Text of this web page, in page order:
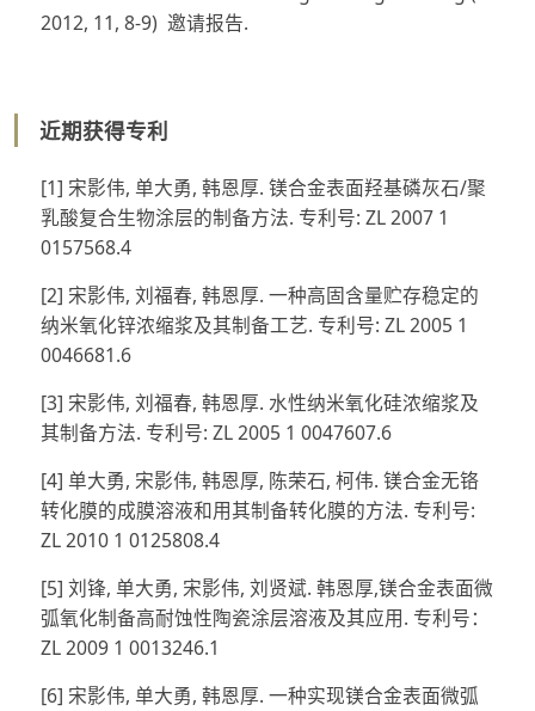
2012, 11, 8-9) 邀请报告.
近期获得专利
[1] 宋影伟, 单大勇, 韩恩厚. 镁合金表面羟基磷灰石/聚
乳酸复合生物涂层的制备方法. 专利号: ZL 2007 1
0157568.4
[2] 宋影伟, 刘福春, 韩恩厚. 一种高固含量贮存稳定的
纳米氧化锌浓缩浆及其制备工艺. 专利号: ZL 2005 1
0046681.6
[3] 宋影伟, 刘福春, 韩恩厚. 水性纳米氧化硅浓缩浆及
其制备方法. 专利号: ZL 2005 1 0047607.6
[4] 单大勇, 宋影伟, 韩恩厚, 陈荣石, 柯伟. 镁合金无铬
转化膜的成膜溶液和用其制备转化膜的方法. 专利号:
ZL 2010 1 0125808.4
[5] 刘锋, 单大勇, 宋影伟, 刘贤斌. 韩恩厚,镁合金表面微
弧氧化制备高耐蚀性陶瓷涂层溶液及其应用. 专利号：
ZL 2009 1 0013246.1
[6] 宋影伟, 单大勇, 韩恩厚. 一种实现镁合金表面微弧